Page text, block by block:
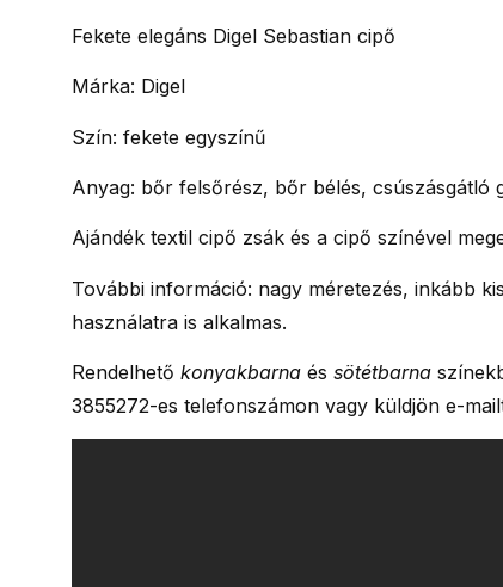
Fekete elegáns Digel Sebastian cipő
Márka: Digel
Szín: fekete egyszínű
Anyag: bőr felsőrész, bőr bélés, csúszásgátló
Ajándék textil cipő zsák és a cipő színével
További információ: nagy méretezés, inkább
használatra is alkalmas.
Rendelhető konyakbarna és sötétbarna
3855272-es telefonszámon vagy küldjön e-